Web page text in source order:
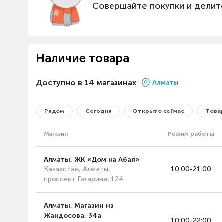
Очистка роликов и
разделение отходов
Вторичные щеточные полосы с
нейлоновыми щетинами
влагу. Мусор собирается в
съемном лотке, а
отводится в отдельный
резервуар для грязной воды.
Особенности
Совершайте покупки и
Наличие товара
Доступно в 14 магазинах Алматы
Рядом Сегодня Открыто сейчас
Магазин Режим работы
Алматы, ЖК «Дом на Абая»
Казахстан, Алматы,
проспект Гагарина, 124
10:00-21:00
Алматы, Магазин на
Жандосова, 34а
10:00-22:00